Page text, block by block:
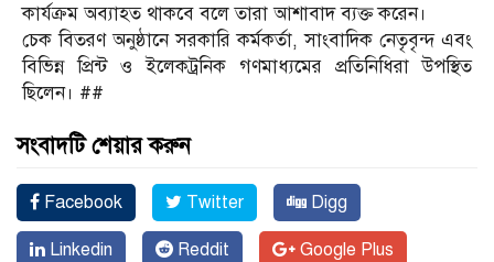
কার্যক্রম অব্যাহত থাকবে বলে তারা আশাবাদ ব্যক্ত করেন।
চেক বিতরণ অনুষ্ঠানে সরকারি কর্মকর্তা, সাংবাদিক নেতৃবৃন্দ এবং
বিভিন্ন প্রিন্ট ও ইলেকট্রনিক গণমাধ্যমের প্রতিনিধিরা উপস্থিত
ছিলেন। ##
সংবাদটি শেয়ার করুন
Facebook Twitter Digg
Linkedin Reddit Google Plus